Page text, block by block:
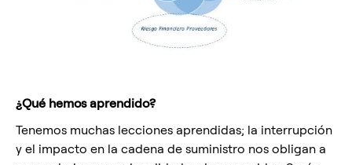
¿Qué hemos aprendido?
Tenemos muchas lecciones aprendidas; la interrupción
y el impacto en la cadena de suministro nos obligan a